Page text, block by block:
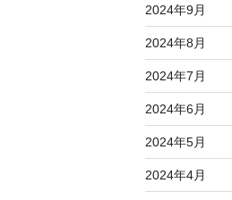
2024年9月
2024年8月
2024年7月
2024年6月
2024年5月
2024年4月